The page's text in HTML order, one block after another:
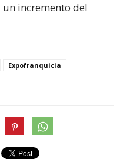
incremento del
Expofranquicia